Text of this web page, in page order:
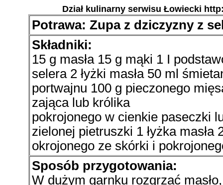
Dział kulinarny serwisu Łowiecki
Potrawa: Zupa z dziczyzny z
Składniki:
15 g masła 15 g mąki 1 I
selera 2 łyżki masła 50 ml
portwajnu 100 g pieczonego
zająca lub królika
pokrojonego w cienkie paseczki
zielonej pietruszki 1 łyżka masła
okrojonego ze skórki i
Sposób przygotowania:
W dużym garnku rozgrzać